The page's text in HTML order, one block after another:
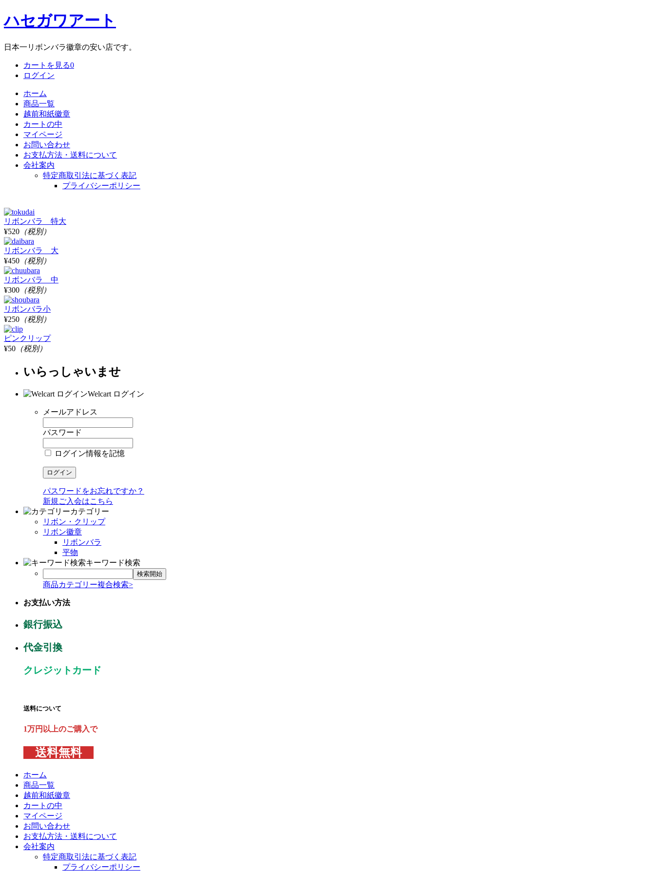
ハセガワアート
日本一リボンバラ徽章の安い店です。
カートを見る0
ログイン
ホーム
商品一覧
越前和紙徽章
カートの中
マイページ
お問い合わせ
お支払方法・送料について
会社案内
特定商取引法に基づく表記
プライバシーポリシー
リボンバラ 特大
¥520 （税別）
リボンバラ 大
¥450 （税別）
リボンバラ 中
¥300 （税別）
リボンバラ小
¥250 （税別）
ピンクリップ
¥50 （税別）
いらっしゃいませ
Welcart ログイン
メールアドレス
パスワード
ログイン情報を記憶
パスワードをお忘れですか？
新規ご入会はこちら
カテゴリー
リボン・クリップ
リボン徽章
リボンバラ
平物
キーワード検索
商品カテゴリー複合検索>
お支払い方法
銀行振込
代金引換
クレジットカード
送料について
1万円以上のご購入で
送料無料
ホーム
商品一覧
越前和紙徽章
カートの中
マイページ
お問い合わせ
お支払方法・送料について
会社案内
特定商取引法に基づく表記
プライバシーポリシー